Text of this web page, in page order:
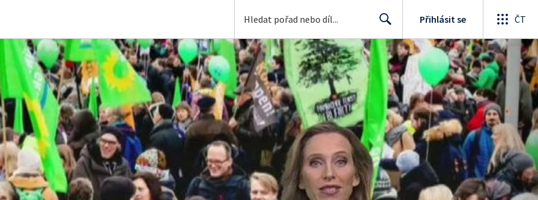
Search
Přihlásit se ČT